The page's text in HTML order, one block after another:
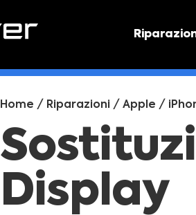
Preventivo
Home / Riparazioni / Apple /
Display